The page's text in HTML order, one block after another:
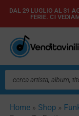
Vai
contenuto
DAL 29 LUGLIO AL 31
FERIE. CI
Ricerca
prodotti
Home » Shop »